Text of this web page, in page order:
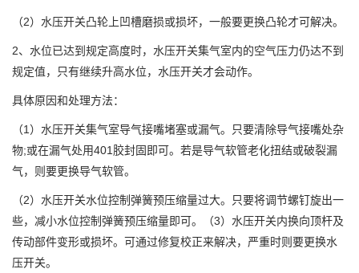
（2）水压开关凸轮上凹槽磨损或损坏，一般要更换凸轮才可解决。
2、水位已达到规定高度时，水压开关集气室内的空气压力仍达不到
规定值，只有继续升高水位，水压开关才会动作。
具体原因和处理方法：
（1）水压开关集气室导气接嘴堵塞或漏气。只要清除导气接嘴处杂
物;或在漏气处用401胶封固即可。若是导气软管老化扭结或破裂漏
气，则要更换导气软管。
（2）水压开关水位控制弹簧预压缩量过大。只要将调节螺钉旋出一
些，减小水位控制弹簧预压缩量即可。（3）水压开关内换向顶杆及
传动部件变形或损坏。可通过修复校正来解决，严重时则要更换水
压开关。